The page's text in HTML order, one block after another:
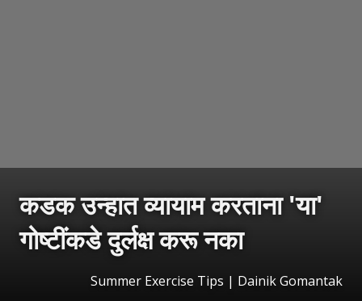
कडक उन्हात व्यायाम करताना 'या'
गोष्टींकडे दुर्लक्ष करू नका
Summer Exercise Tips | Dainik Gomantak